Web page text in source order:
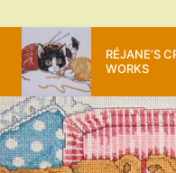
contenu
RÉJANE’S
WORKS
Rechercher :